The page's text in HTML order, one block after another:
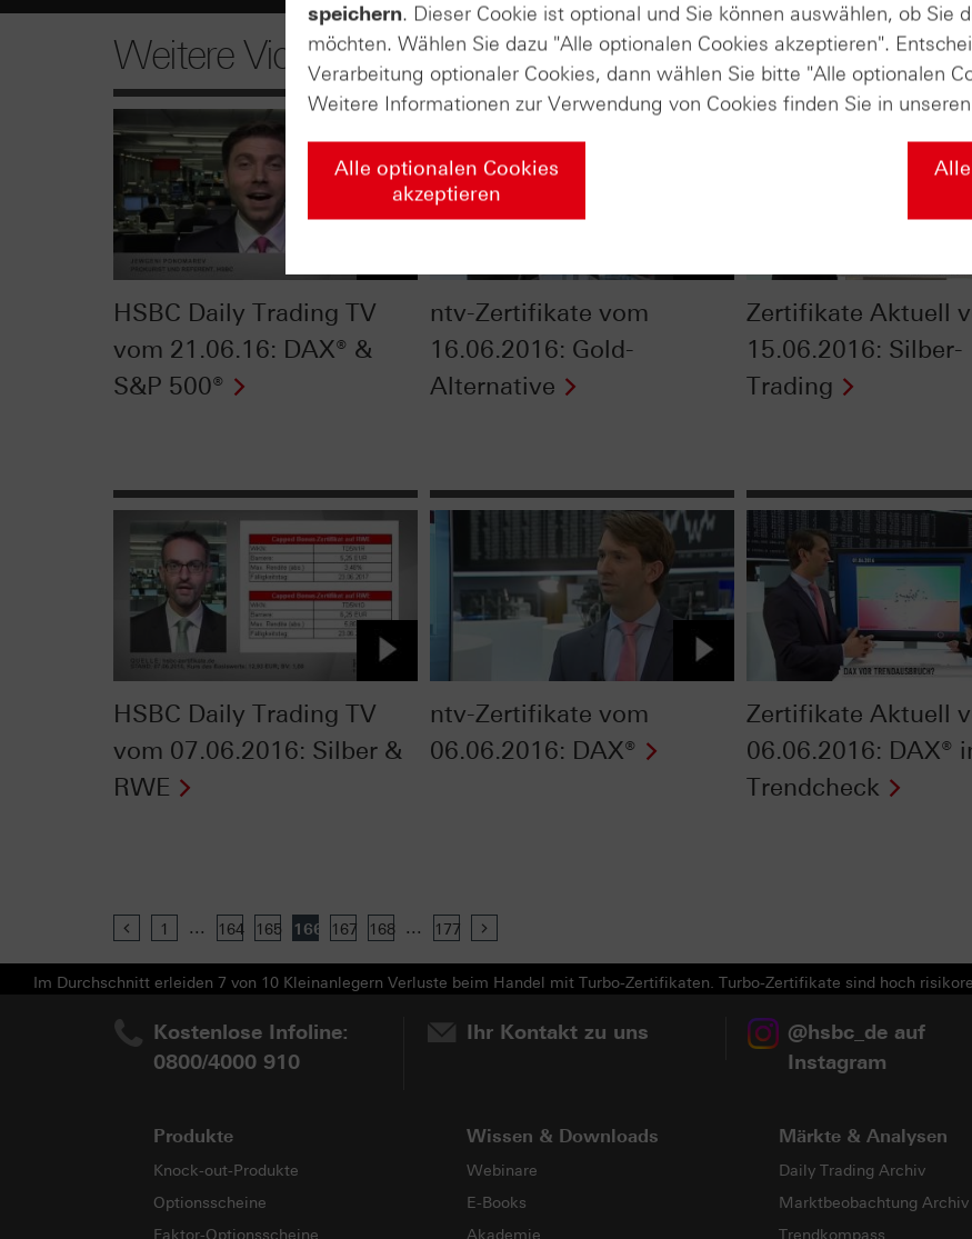
Weitere Videos
HSBC Daily Trading TV
vom 21.06.16: DAX® &
S&P 500®
ntv-Zertifikate vom
16.06.2016: Gold-
Alternative
Zertifikate Aktuell
15.06.2016: Silber-
Trading
HSBC Daily Trading TV
vom 07.06.2016: Silber &
RWE
ntv-Zertifikate vom
06.06.2016: DAX®
Zertifikate Aktuell
06.06.2016: DAX®
Trendcheck
Previous
1 ... 164 165 166 167 168 ... 177
Im Durchschnitt erleiden 7 von 10 Kleinanlegern Verluste beim Handel mit Turbo-Zertifikaten. Turbo-Zertifikate sind hoch
Kostenlose Infoline:
0800/4000 910
Ihr Kontakt zu uns
@hsbc_de auf
Instagram
Produkte
Knock-out-Produkte
Optionsscheine
Faktor-Optionsscheine
Wissen & Downloads
Webinare
E-Books
Akademie
Märkte & Analysen
Daily Trading Archiv
Marktbeobachtung Archiv
Trendkompass
speichern. Dieser Cookie ist optional und Sie können auswählen, ob Sie
möchten. Wählen Sie dazu "Alle optionalen Cookies akzeptieren".
Verarbeitung optionaler Cookies, dann wählen Sie bitte "Alle optionalen
Weitere Informationen zur Verwendung von Cookies finden Sie in unseren
Alle optionalen Cookies
akzeptieren